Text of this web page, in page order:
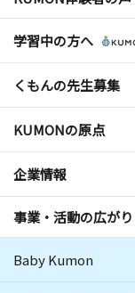
学習中の方へ
くもんの先生募集
KUMONの原点
企業情報
事業・活動の広がり
Baby Kumon